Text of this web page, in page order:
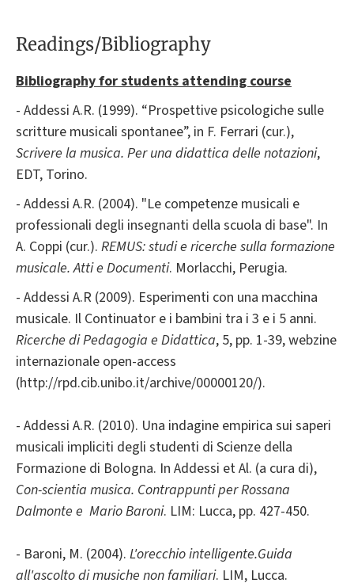
Readings/Bibliography
Bibliography for students attending course
- Addessi A.R. (1999). “Prospettive psicologiche sulle
scritture musicali spontanee”, in F. Ferrari (cur.),
Scrivere la musica. Per una didattica delle notazioni,
EDT, Torino.
- Addessi A.R. (2004). "Le competenze musicali e
professionali degli insegnanti della scuola di base". In
A. Coppi (cur.). REMUS: studi e ricerche sulla formazione
musicale. Atti e Documenti. Morlacchi, Perugia.
- Addessi A.R (2009). Esperimenti con una macchina
musicale. Il Continuator e i bambini tra i 3 e i 5 anni.
Ricerche di Pedagogia e Didattica, 5, pp. 1-39, webzine
internazionale open-access
(http://rpd.cib.unibo.it/archive/00000120/).
- Addessi A.R. (2010). Una indagine empirica sui saperi
musicali impliciti degli studenti di Scienze della
Formazione di Bologna. In Addessi et Al. (a cura di),
Con-scientia musica. Contrappunti per Rossana
Dalmonte e Mario Baroni. LIM: Lucca, pp. 427-450.
- Baroni, M. (2004). L'orecchio intelligente.Guida
all'ascolto di musiche non familiari. LIM, Lucca.